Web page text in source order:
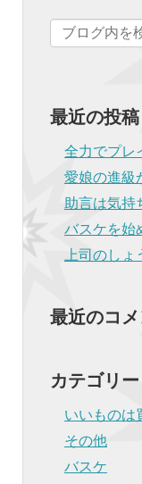
最近の投稿
全力でプレ
愛娘の進級
助言は気持
バスケを始
上司のし
最近のコメ
カテゴリー
いいものは
その他
バスケ